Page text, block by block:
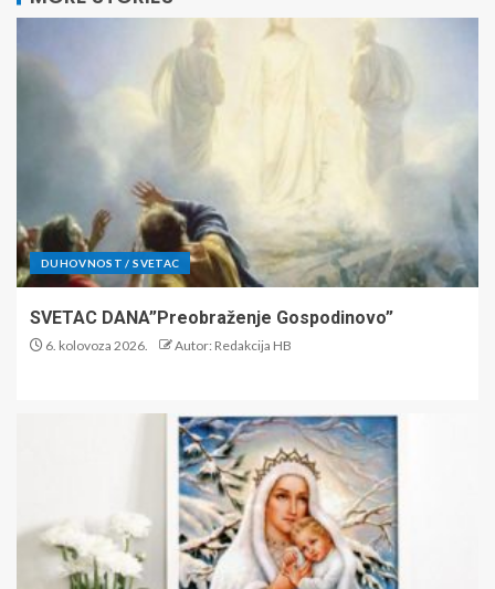
DUHOVNOST / SVETAC
SVETAC DANA”Preobraženje Gospodinovo”
6. kolovoza 2026. Autor: Redakcija HB